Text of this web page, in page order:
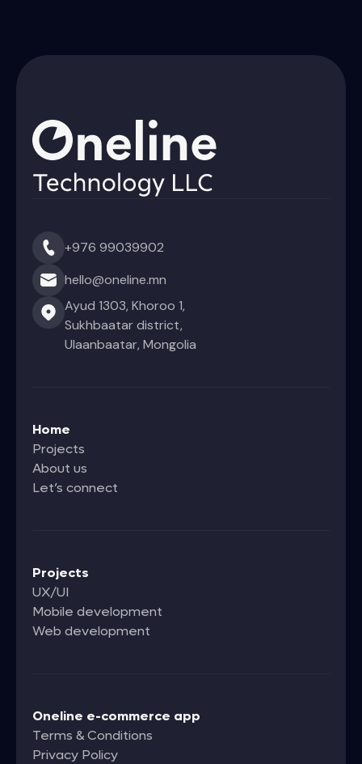
+976 99039902
hello@oneline.mn
Ayud 1303, Khoroo 1,
Sukhbaatar district,
Ulaanbaatar, Mongolia
Home
Projects
About us
Let’s connect
Projects
UX/UI
Mobile development
Web development
Oneline e-commerce app
Terms & Conditions
Privacy Policy